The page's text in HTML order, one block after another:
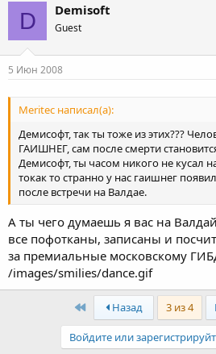
D Demisoft
Guest
5 Июн 2008
Meritec написал(а):
Демисофт, так ты тоже из этих???
ГАИШНЕГ, сам после смерти
Демисофт, ты часом никого не кусал
токак то странно у нас гаишнег
после встречи на Валдае.
А ты чего думаешь я вас на
все пофотканы, записаны и
за премиальные московскому
/images/smilies/dance.gif
First Назад 3 из 4
Войдите или